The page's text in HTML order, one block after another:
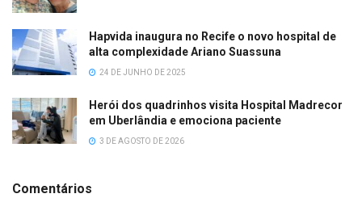
Hapvida inaugura no Recife o novo hospital de
alta complexidade Ariano Suassuna
24 DE JUNHO DE 2025
Herói dos quadrinhos visita Hospital Madrecor
em Uberlândia e emociona paciente
3 DE AGOSTO DE 2026
Comentários